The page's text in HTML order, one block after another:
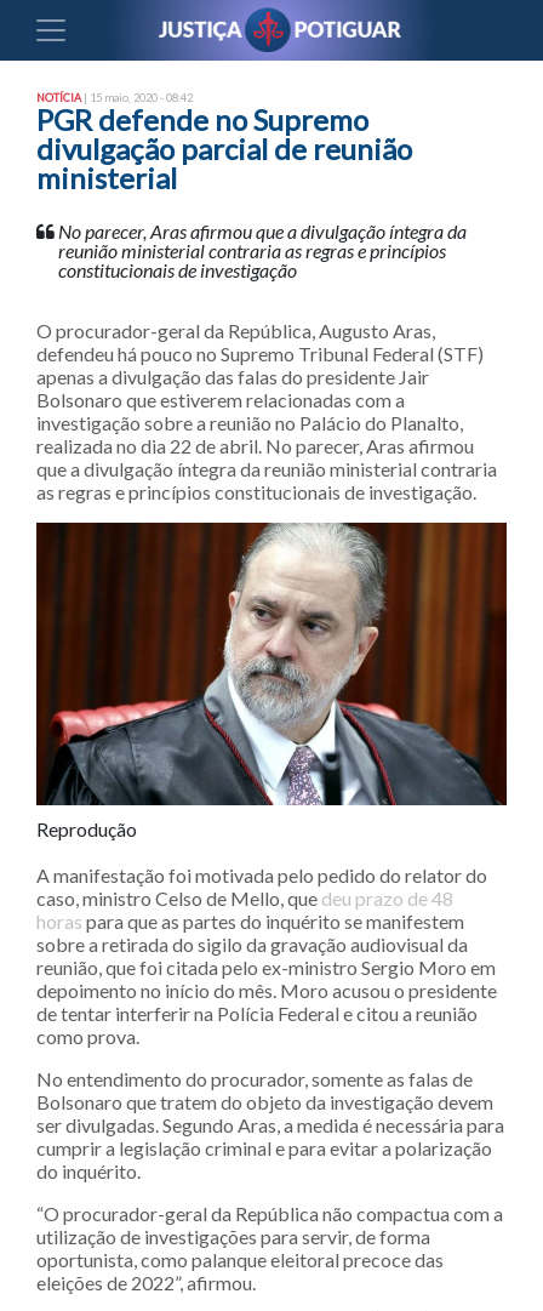
NOTÍCIA | 15 maio, 2020 - 08:42
PGR defende no Supremo
divulgação parcial de reunião
ministerial
No parecer, Aras afirmou que a divulgação íntegra da
reunião ministerial contraria as regras e princípios
constitucionais de investigação
O procurador-geral da República, Augusto Aras,
defendeu há pouco no Supremo Tribunal Federal (STF)
apenas a divulgação das falas do presidente Jair
Bolsonaro que estiverem relacionadas com a
investigação sobre a reunião no Palácio do Planalto,
realizada no dia 22 de abril. No parecer, Aras afirmou
que a divulgação íntegra da reunião ministerial contraria
as regras e princípios constitucionais de investigação.
Reprodução
A manifestação foi motivada pelo pedido do relator do
caso, ministro Celso de Mello, que deu prazo de 48
horas para que as partes do inquérito se manifestem
sobre a retirada do sigilo da gravação audiovisual da
reunião, que foi citada pelo ex-ministro Sergio Moro em
depoimento no início do mês. Moro acusou o presidente
de tentar interferir na Polícia Federal e citou a reunião
como prova.
No entendimento do procurador, somente as falas de
Bolsonaro que tratem do objeto da investigação devem
ser divulgadas. Segundo Aras, a medida é necessária para
cumprir a legislação criminal e para evitar a polarização
do inquérito.
“O procurador-geral da República não compactua com a
utilização de investigações para servir, de forma
oportunista, como palanque eleitoral precoce das
eleições de 2022”, afirmou.